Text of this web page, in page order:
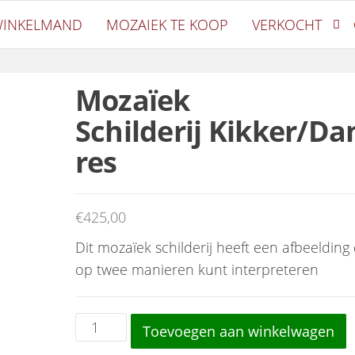
MOZAIEK TE KOOP VERKOCHT
Mozaïek
Schilderij Kikker/
res
€425,00
Dit mozaïek schilderij heeft een afbeelding
op twee manieren kunt interpreteren
Mozaïek Schilderij Kikker/Danseres
Toevoegen aan winkelwagen